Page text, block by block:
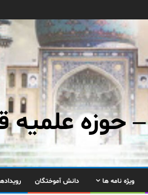
علمیه
ویژه نامه ها دانش آموختگان